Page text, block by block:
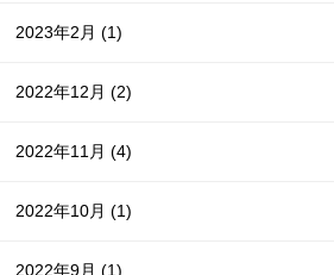
2023年2月(1)
2022年12月(2)
2022年11月(4)
2022年10月(1)
2022年9月(1)